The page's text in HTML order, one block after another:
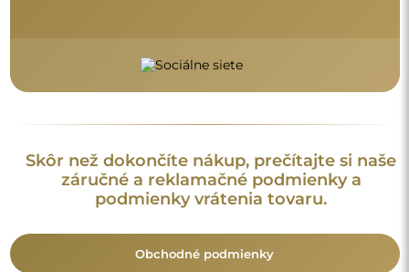
Skôr než dokončíte nákup, prečítajte si naše
záručné a reklamačné podmienky a
podmienky vrátenia tovaru.
Obchodné podmienky